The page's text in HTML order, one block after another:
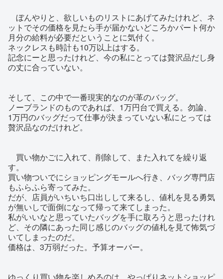
ぼんやりと、欲しいものリストにあげてみたけれど、ネ
ットでその価格を見たら手が届かないどころかパート何か
月分の給料が必要だということに気付く。
ネックレスも時計も10万以上はする。
記念にーと思ったけれど、今の私にとっては贅沢品だし身
の丈に合っていない。
そして、この中で一番現実的なのが革のバッグ。
ノーブランドのものであれば、1万円台で買える。勿論、
1万円のバッグだって仕事が決まっていない私にとっては
贅沢品なのだけれど。
買い物かごに入れて、削除して、また入れてを繰り返
す。
買い物ついでにショッピングモールへ行き、バッグ専門店
もふらふら寄ってみた。
だが、店員がいちいち口出しして来るし、値札を見る勇気
が無いしで面倒になって帰って来てしまった。
私がいいなと思っていたバッグを手に取ろうと思ったけれ
ど、その隣にあった同じ感じのバッグの値札を見て怖気づ
いてしまったのだ。
価格は、3万弱だった。予算オーバー。